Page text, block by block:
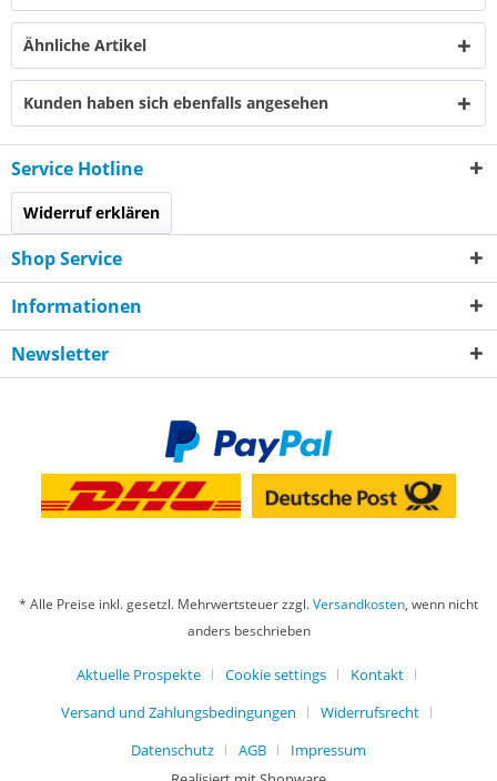
Ähnliche Artikel
Kunden haben sich ebenfalls angesehen
Service Hotline
Widerruf erklären
Shop Service
Informationen
Newsletter
* Alle Preise inkl. gesetzl. Mehrwertsteuer zzgl.Versandkosten, wenn nicht
anders beschrieben
Aktuelle Prospekte Cookie settings
Kontakt
Versand und Zahlungsbedingungen
Widerrufsrecht
Datenschutz
AGB
Impressum